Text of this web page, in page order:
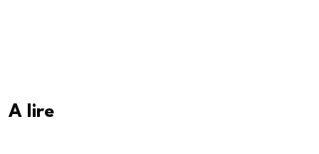
A lire